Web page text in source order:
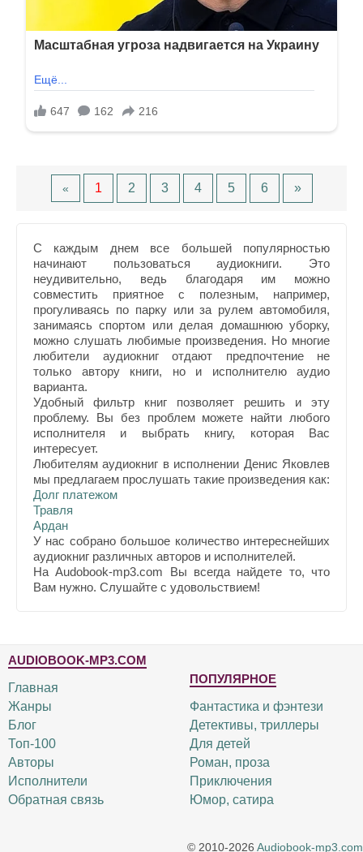
« 1 2 3 4 5 6 »
С каждым днем все большей популярностью
начинают пользоваться аудиокниги. Это
неудивительно, ведь благодаря им можно
совместить приятное с полезным, например,
прогуливаясь по парку или за рулем автомобиля,
занимаясь спортом или делая домашнюю уборку,
можно слушать любимые произведения. Но многие
любители аудиокниг отдают предпочтение не
только автору книги, но и исполнителю аудио
варианта.
Удобный фильтр книг позволяет решить и эту
проблему. Вы без проблем можете найти любого
исполнителя и выбрать книгу, которая Вас
интересует.
Любителям аудиокниг в исполнении Денис Яковлев
мы предлагаем прослушать такие произведения как:
Долг платежом
Травля
Ардан
У нас собрано большое количество интереснейших
аудиокниг различных авторов и исполнителей.
На Audobook-mp3.com Вы всегда найдете то, что
Вам нужно. Слушайте с удовольствием!
AUDIOBOOK-MP3.COM
Главная
Жанры
Блог
Топ-100
Авторы
Исполнители
Обратная связь
ПОПУЛЯРНОЕ
Фантастика и фэнтези
Детективы, триллеры
Для детей
Роман, проза
Приключения
Юмор, сатира
© 2010-2026 Audiobook-mp3.com